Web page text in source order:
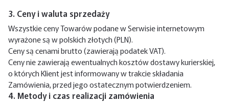
3. Ceny i waluta sprzedaży
Wszystkie ceny Towarów podane w Serwisie internetowym
wyrażone są w polskich złotych (PLN).
Ceny są cenami brutto (zawierają podatek VAT).
Ceny nie zawierają ewentualnych kosztów dostawy kurierskiej,
o których Klient jest informowany w trakcie składania
Zamówienia, przed jego ostatecznym potwierdzeniem.
4. Metody i czas realizacji zamówienia